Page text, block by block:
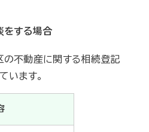
をする場合
不動産に関する相続登記
います。